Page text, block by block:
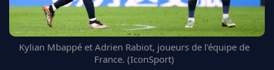
ARSENAL
BAYERN
L'AVIS DE LA RÉDAC'
Kylian Mbappé et Adrien Rabiot, joueurs de l'équipe de
France. (IconSport)